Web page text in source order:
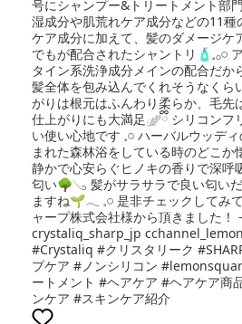
号にシャンプー&トリートメント部
湿成分や肌荒れケア成分などの11
ケア成分に加えて、髪のダメージケ
でもが配合されたシャントリ🧴𓈒𓂂𓏸
タイン系洗浄成分メインの配合だか
髪全体を包み込んでくれそうなく
がりは根元はふんわり柔らか、毛先
仕上がりにも大満足🪽ྀི シリコンフ
い使い心地です‪ 𓈒𓏸 ハーバルウッデ
まれた森林浴をしている時のどこか
静かで心安らぐヒノキの香りで深呼
匂い🌳𓂅 髪がサラサラで良い匂い
ますね🌱𓂃 𓈒𓏸 是非チェックしてみ
ャープ株式会社様から頂きま
crystaliq_sharp_jp
#Crystaliq #クリスタリーク
プケア #ノンシリコン
ートメント #ヘアケア #ヘアケア商
ンケア #スキンケア紹介